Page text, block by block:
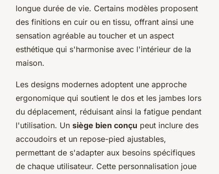
longue durée de vie. Certains modèles proposent
des finitions en cuir ou en tissu, offrant ainsi une
sensation agréable au toucher et un aspect
esthétique qui s'harmonise avec l'intérieur de la
maison.
Les designs modernes adoptent une approche
ergonomique qui soutient le dos et les jambes lors
du déplacement, réduisant ainsi la fatigue pendant
l'utilisation. Un siège bien conçu peut inclure des
accoudoirs et un repose-pied ajustables,
permettant de s'adapter aux besoins spécifiques
de chaque utilisateur. Cette personnalisation joue